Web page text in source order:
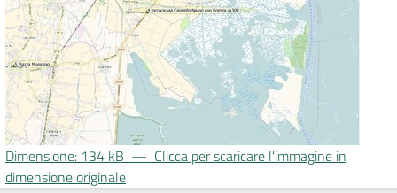
DATI
AMBIENTALI
Seguici
su
Dimensione: 134 kB — Clicca per scaricare l'immagine in
dimensione originale